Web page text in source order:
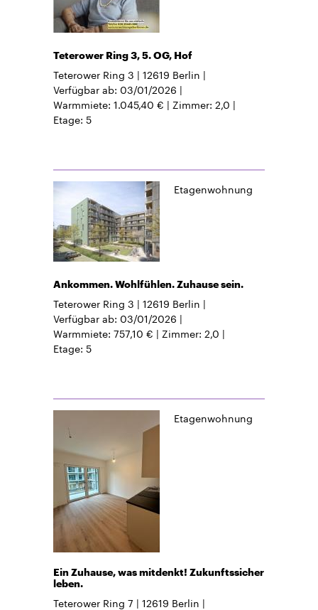
Teterower Ring 3, 5. OG, Hof
Teterower Ring 3 12619 Berlin
Verfügbar ab 03/01/2026
Warmmiete 1.045,40 € Zimmer 2,0
Etage 5
Etagenwohnung
Ankommen. Wohlfühlen. Zuhause sein.
Teterower Ring 3 12619 Berlin
Verfügbar ab 03/01/2026
Warmmiete 757,10 € Zimmer 2,0
Etage 5
Etagenwohnung
Ein Zuhause, was mitdenkt! Zukunftssicher
leben.
Teterower Ring 7 12619 Berlin